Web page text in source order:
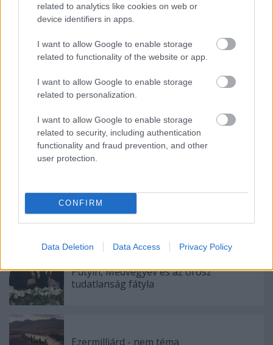
related to analytics like cookies on web or
device identifiers in apps.
I want to allow Google to enable storage
related to functionality of the website or app.
I want to allow Google to enable storage
related to personalization.
I want to allow Google to enable storage
related to security, including authentication
functionality and fraud prevention, and other
user protection.
CONFIRM
Data Deletion Data Access Privacy Policy
Címkék:botrány verekedés törvény rasszizmus
nacionalizmus bunyó btk gyűlöletbeszéd medvegyev
szaakasvili uszítás zsirinovszkij
Putyin, Medvegyev és az orosz
tudatlanság fátyla
Ezermilliárd - nem téma